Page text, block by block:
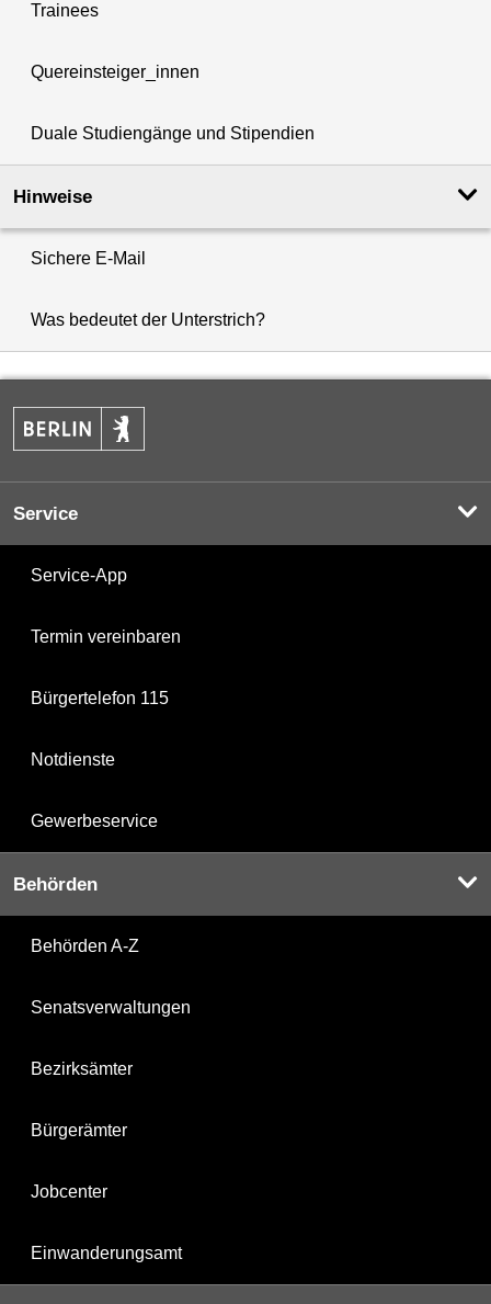
Trainees
Quereinsteiger_innen
Duale Studiengänge und Stipendien
Hinweise
Sichere E-Mail
Was bedeutet der Unterstrich?
Service
Service-App
Termin vereinbaren
Bürgertelefon 115
Notdienste
Gewerbeservice
Behörden
Behörden A-Z
Senatsverwaltungen
Bezirksämter
Bürgerämter
Jobcenter
Einwanderungsamt